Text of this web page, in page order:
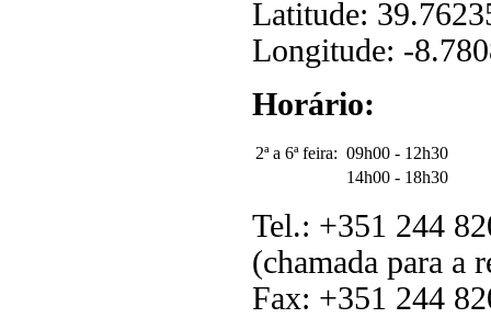
Latitude:
Longitude: -
Horário:
2ª a 6ª feira: 09h00 - 12h30
14h00 - 18h30
Tel.: +351 244
(chamada para a
Fax: +351 244